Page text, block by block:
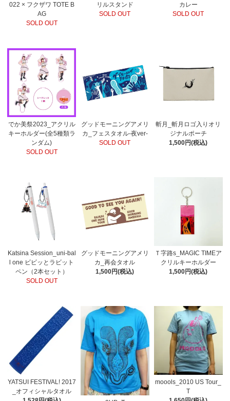
022 × フクザワ TOTE B
AG
SOLD OUT
リルスタンド
SOLD OUT
カレー
SOLD OUT
でか美祭2023_アクリル
キーホルダー(全5種類ラ
ンダム)
SOLD OUT
グッドモーニングアメリ
カ_フェスタオル-夜ver-
SOLD OUT
斬月_斬月ロゴ入りオリ
ジナルポーチ
1,500円(税込)
Katsina Session_uni-bal
l one ビビッとラビット
ペン（2本セット）
SOLD OUT
グッドモーニングアメリ
カ_再会タオル
1,500円(税込)
Ｔ字路s_MAGIC TIMEア
クリルキーホルダー
1,500円(税込)
YATSUI FESTIVAL! 2017
_オフィシャルタオル
moools_2010 US Tour_
T